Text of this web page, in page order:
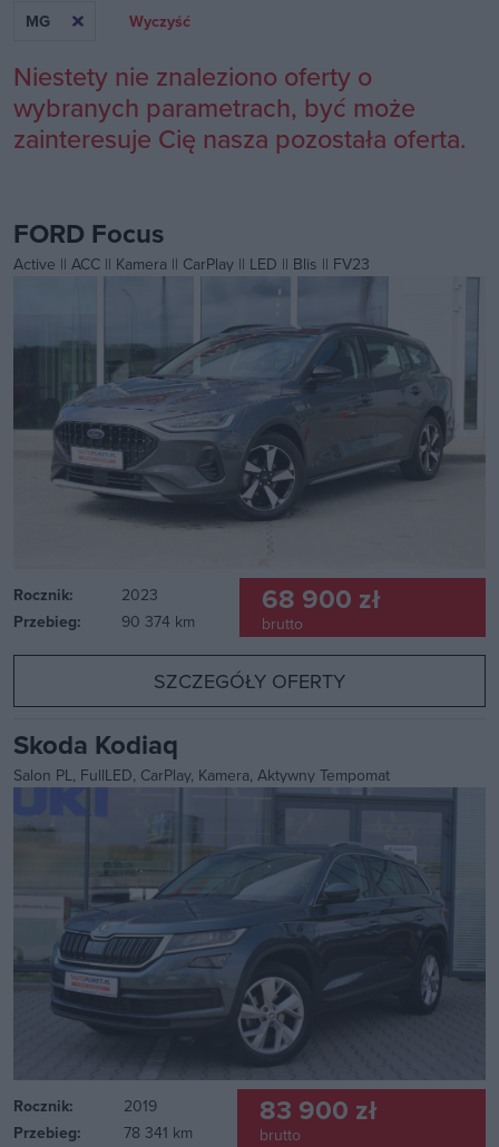
MG Wyczyść
Niestety nie znaleziono oferty o
wybranych parametrach, być może
zainteresuje Cię nasza pozostała oferta.
FORD Focus
Active || ACC || Kamera || CarPlay || LED || Blis || FV23
Rocznik:
2023
Przebieg:
90 374 km
68 900 zł
brutto
SZCZEGÓŁY OFERTY
Skoda Kodiaq
Salon PL, FullLED, CarPlay, Kamera, Aktywny Tempomat
Rocznik:
2019
Przebieg:
78 341 km
83 900 zł
brutto